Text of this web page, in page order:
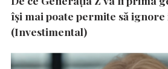
își mai poate permite să
(Investimental)